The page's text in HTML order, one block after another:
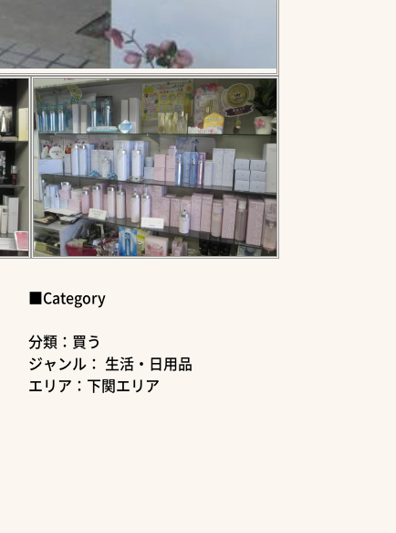
■Category
分類：買う
ジャンル： 生活・日用品
エリア：下関エリア